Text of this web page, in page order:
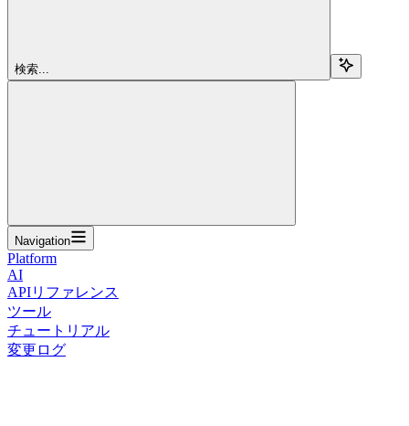
検索...
Navigation
Platform
AI
APIリファレンス
ツール
チュートリアル
変更ログ